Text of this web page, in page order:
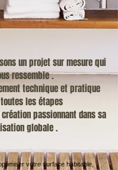
un projet sur mesure qui
ressemble .
technique et pratique
les étapes
passionnant dans sa
globale .
votre surface habitable,